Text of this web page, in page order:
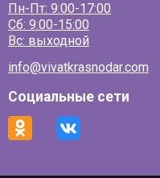
Пн-Пт: 9:00-17:00
Сб: 9:00-15:00
Вс: выходной
info@vivatkrasnodar.com
Социальные сети